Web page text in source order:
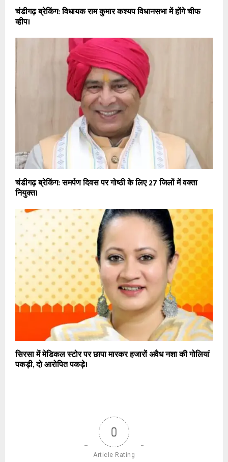
चंडीगढ़ ब्रेकिंग: विधायक राम कुमार कश्यप विधानसभा में होंगे चीफ
व्हीप।
चंडीगढ़ ब्रेकिंग: समर्पण दिवस पर गोष्ठी के लिए 27 जिलों में वक्ता
नियुक्त।
सिरसा में मेडिकल स्टोर पर छापा मारकर हजारों अवैध नशा की गोलियां
पकड़ी, दो आरोपित पकड़े।
0
Article Rating